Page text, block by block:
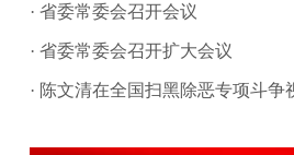
· 省委常委会召开会议
· 省委常委会召开扩大会议
· 陈文清在全国扫黑除恶专项斗争